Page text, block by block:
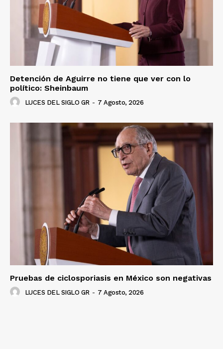
Detención de Aguirre no tiene que ver con lo
político: Sheinbaum
LUCES DEL SIGLO GR - 7 Agosto, 2026
Pruebas de ciclosporiasis en México son negativas
LUCES DEL SIGLO GR - 7 Agosto, 2026